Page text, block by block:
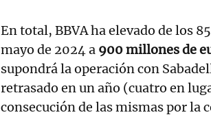
En total, BBVA ha elevado de los
mayo de 2024 a 900 millones de
supondrá la operación con
retrasado en un año (cuatro en
consecución de las mismas por la